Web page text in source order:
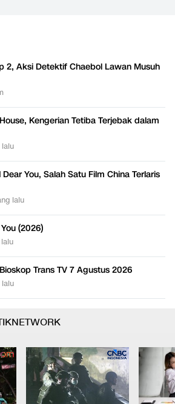
2, Aksi Detektif Chaebol Lawan Musuh
Kengerian Tetiba Terjebak dalam
lalu
You, Salah Satu Film China Terlaris
lalu
(2026)
Trans TV 7 Agustus 2026
lalu